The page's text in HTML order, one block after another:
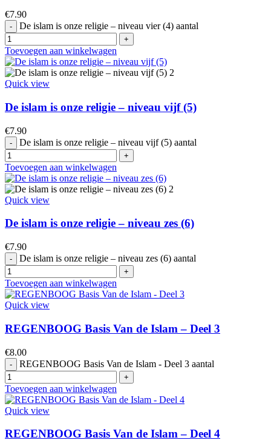
€7.90
De islam is onze religie – niveau vier (4) aantal
Toevoegen aan winkelwagen
Quick view
De islam is onze religie – niveau vijf (5)
€7.90
De islam is onze religie – niveau vijf (5) aantal
Toevoegen aan winkelwagen
Quick view
De islam is onze religie – niveau zes (6)
€7.90
De islam is onze religie – niveau zes (6) aantal
Toevoegen aan winkelwagen
Quick view
REGENBOOG Basis Van de Islam – Deel 3
€8.00
REGENBOOG Basis Van de Islam - Deel 3 aantal
Toevoegen aan winkelwagen
Quick view
REGENBOOG Basis Van de Islam – Deel 4